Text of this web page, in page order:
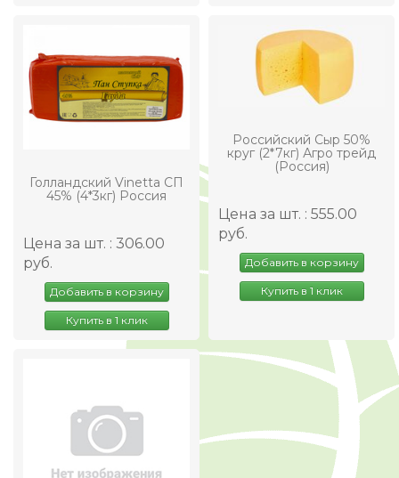
Голландский Vinetta СП
45% (4*3кг) Россия
Цена за шт. : 306.00
руб.
Добавить в корзину
Купить в 1 клик
Российский Сыр 50%
круг (2*7кг) Агро трейд
(Россия)
Цена за шт. : 555.00
руб.
Добавить в корзину
Купить в 1 клик